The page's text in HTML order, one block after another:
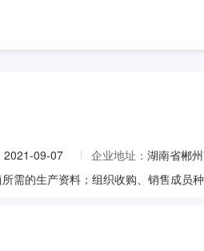
2021-09-07 企业地址： 湖南省郴